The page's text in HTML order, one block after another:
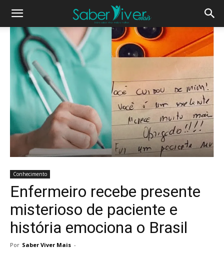
Conhecimento
Enfermeiro recebe presente
misterioso de paciente e
história emociona o Brasil
Por Saber Viver Mais -